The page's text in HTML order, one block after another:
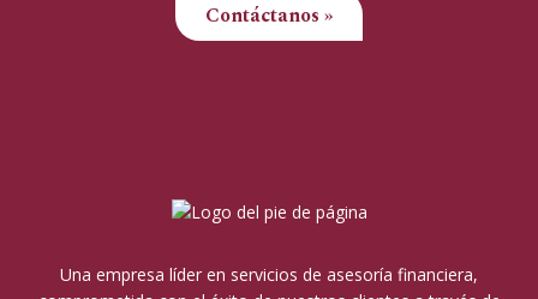
Contáctanos »
Una empresa líder en servicios de asesoría financiera,